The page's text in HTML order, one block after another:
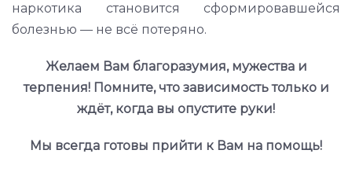
наркотика становится сформировавшейся
болезнью — не всё потеряно.
Желаем Вам благоразумия, мужества и
терпения! Помните, что зависимость только и
ждёт, когда вы опустите руки!
Мы всегда готовы прийти к Вам на помощь!